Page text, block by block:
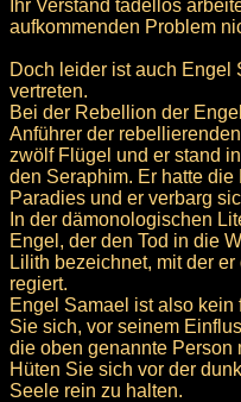
Ihr Verstand tadellos
aufkommenden Problem
Doch leider ist auch Engel
vertreten.
Bei der Rebellion der
Anführer der
zwölf Flügel und er stand
den Seraphim. Er hatte
Paradies und er verbarg
In der dämonologischen
Engel, der den Tod in die
Lilith bezeichnet, mit der
regiert.
Engel Samael ist also
Sie sich, vor seinem
die oben genannte Person
Hüten Sie sich vor der
Seele rein zu halten.